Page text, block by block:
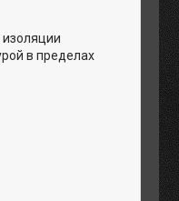
в пределах